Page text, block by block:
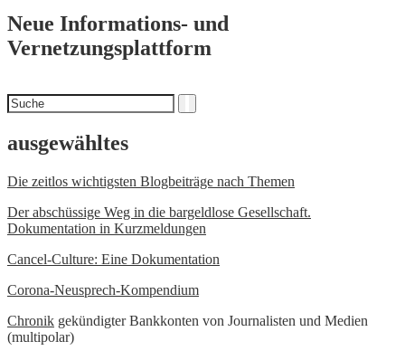
Neue Informations- und
Vernetzungsplattform
Suchen
nach
ausgewähltes
Die zeitlos wichtigsten Blogbeiträge nach Themen
Der abschüssige Weg in die bargeldlose Gesellschaft.
Dokumentation in Kurzmeldungen
Cancel-Culture: Eine Dokumentation
Corona-Neusprech-Kompendium
Chronik gekündigter Bankkonten von Journalisten und Medien
(multipolar)